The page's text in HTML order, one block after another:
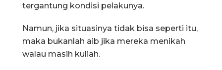
tergantung kondisi pelakunya.
Namun, jika situasinya tidak bisa seperti itu,
maka bukanlah aib jika mereka menikah
walau masih kuliah.